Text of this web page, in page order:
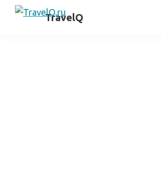
Skip
Skip
TravelQ
самостоятельные